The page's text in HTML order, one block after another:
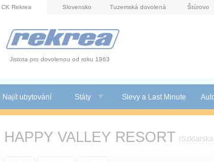
CK Rekrea Slovensko Tuzemská dovolená Štúrovo
Jistota pro dovolenou od roku 1963
Najít ubytování Státy Slevy a Last Minute
HAPPY VALLEY RESORT (